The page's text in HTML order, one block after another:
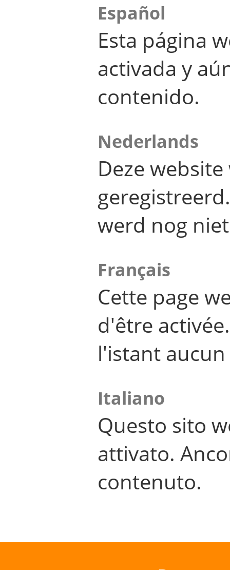
Español
Esta página
activada y
contenido.
Nederlands
Deze
werd nog
Français
Cette page
d'être
l'istant
Italiano
Questo sito
attivato.
contenuto.